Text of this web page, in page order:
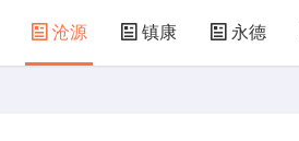
沧源 镇康 永德